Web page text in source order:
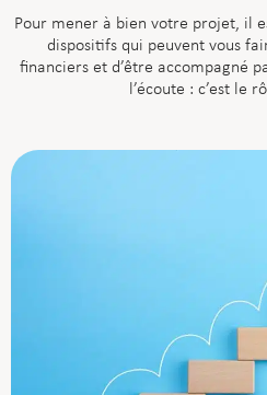
Pour mener à bien votre projet, il
dispositifs qui peuvent vous
financiers et d’être accompagné
l’écoute : c’est le